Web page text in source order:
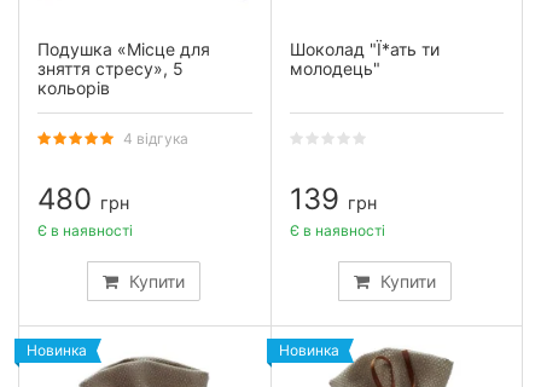
Подушка «Місце для
зняття стресу», 5
кольорів
4 відгука
480 грн
Купити
Є в наявності
Шоколад "Ї*ать ти
молодець"
139 грн
Купити
Є в наявності
Новинка Новинка